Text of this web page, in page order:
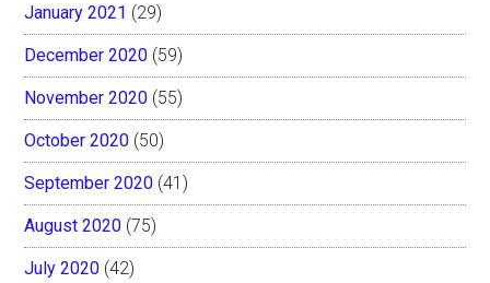
January 2021 (29)
December 2020 (59)
November 2020 (55)
October 2020 (50)
September 2020 (41)
August 2020 (75)
July 2020 (42)